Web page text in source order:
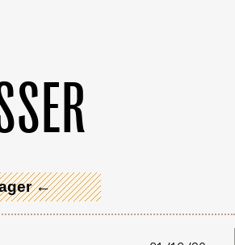
←
! →